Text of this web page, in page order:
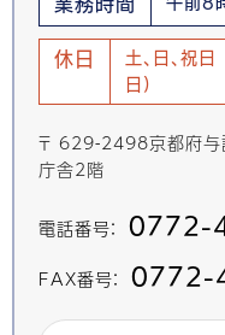
休日
土、日、
日)
〒 629-2498京都府
庁舎2階
電話番号： 0772-
FAX番号： 0772-